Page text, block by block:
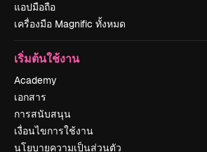
แอปมือถือ
เครื่องมือ Magnific ทั้งหมด
เริ่มต้นใช้งาน
Academy
เอกสาร
การสนับสนุน
เงื่อนไขการใช้งาน
นโยบายความเป็นส่วนตัว